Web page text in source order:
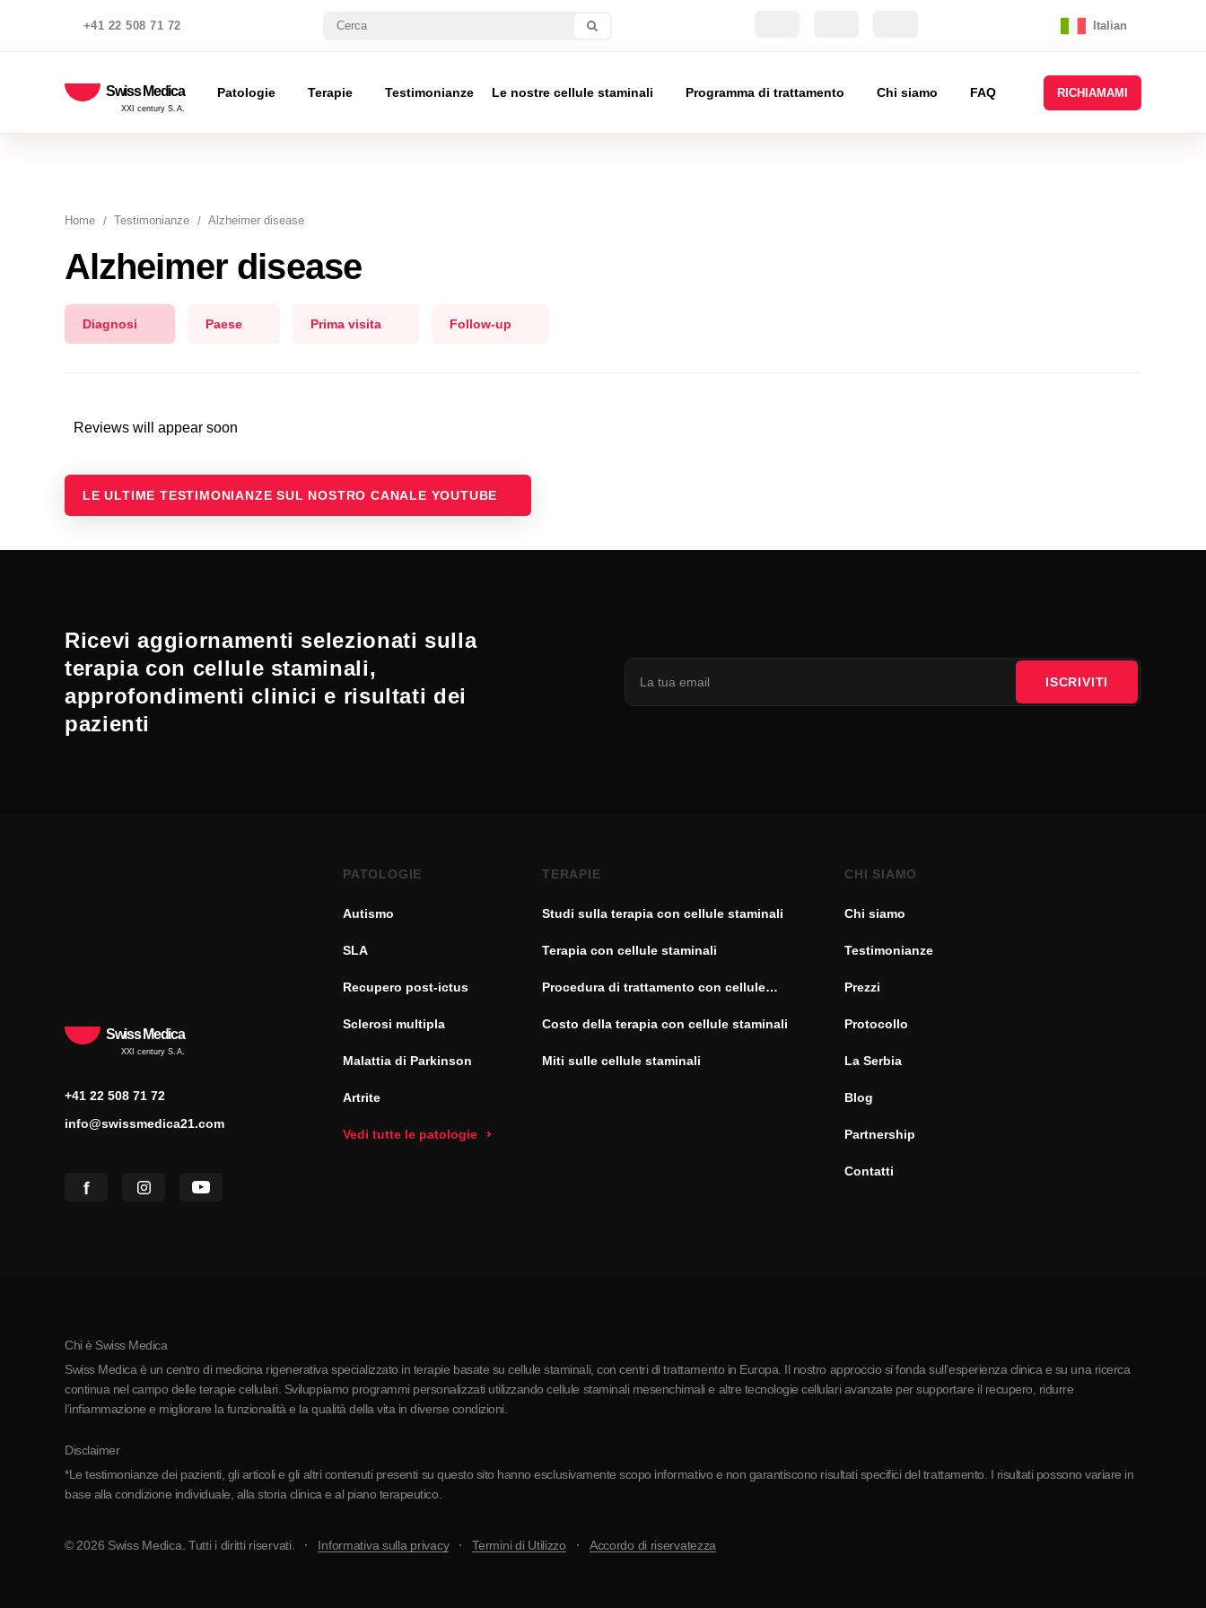
+41 22 508 71 72 Italian
Swiss Medica
XXI century S.A.
Patologie Terapie Testimonianze Le nostre cellule staminali Programma di trattamento Chi siamo FAQ RICHIAMAMI
Home Testimonianze Alzheimer disease
Alzheimer disease
Diagnosi Paese Prima visita Follow-up
Reviews will appear soon
LE ULTIME TESTIMONIANZE SUL NOSTRO CANALE YOUTUBE
Ricevi aggiornamenti selezionati sulla
terapia con cellule staminali,
approfondimenti clinici e risultati dei
pazienti
ISCRIVITI
Swiss Medica
XXI century S.A.
+41 22 508 71 72
info@swissmedica21.com
PATOLOGIE
Autismo
SLA
Recupero post-ictus
Sclerosi multipla
Malattia di Parkinson
Artrite
Vedi tutte le patologie
TERAPIE
Studi sulla terapia con cellule staminali
Terapia con cellule staminali
Procedura di trattamento con cellule
Costo della terapia con cellule staminali
Miti sulle cellule staminali
CHI SIAMO
Chi siamo
Testimonianze
Prezzi
Protocollo
La Serbia
Blog
Partnership
Contatti
Chi è Swiss Medica
Swiss Medica è un centro di medicina rigenerativa specializzato in terapie basate su cellule staminali, con centri di trattamento in Europa. Il nostro approccio si fonda sull’esperienza clinica e su una ricerca
continua nel campo delle terapie cellulari. Sviluppiamo programmi personalizzati utilizzando cellule staminali mesenchimali e altre tecnologie cellulari avanzate per supportare il recupero, ridurre
l’infiammazione e migliorare la funzionalità e la qualità della vita in diverse condizioni.
Disclaimer
*Le testimonianze dei pazienti, gli articoli e gli altri contenuti presenti su questo sito hanno esclusivamente scopo informativo e non garantiscono risultati specifici del trattamento. I risultati possono variare in
base alla condizione individuale, alla storia clinica e al piano terapeutico.
© 2026 Swiss Medica. Tutti i diritti riservati. Informativa sulla privacy Termini di Utilizzo Accordo di riservatezza